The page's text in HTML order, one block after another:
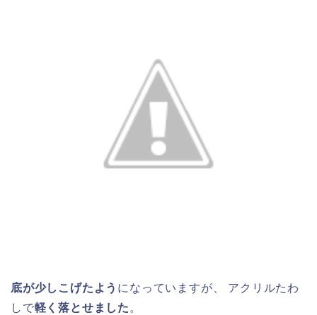
底が少しこげたよう になっていますが、 アクリルたわ
しで軽く落とせました 。